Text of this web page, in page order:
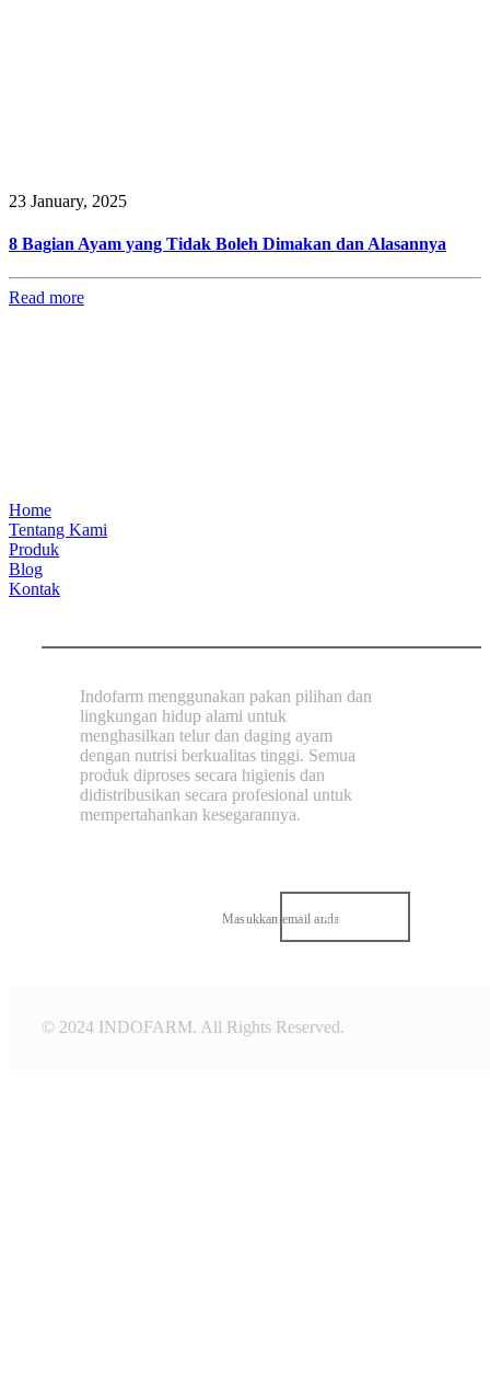
23 January, 2025
8 Bagian Ayam yang Tidak Boleh Dimakan dan Alasannya
Read more
Home
Tentang Kami
Produk
Blog
Kontak
Indofarm menggunakan pakan pilihan dan
lingkungan hidup alami untuk
menghasilkan telur dan daging ayam
dengan nutrisi berkualitas tinggi. Semua
produk diproses secara higienis dan
didistribusikan secara profesional untuk
mempertahankan kesegarannya.
Submit
© 2024 INDOFARM. All Rights Reserved.